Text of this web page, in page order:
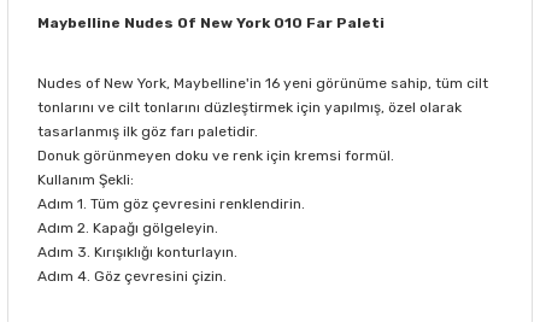
Maybelline Nudes Of New York 010 Far Paleti
Nudes of New York, Maybelline'in 16 yeni görünüme sahip, tüm cilt
tonlarını ve cilt tonlarını düzleştirmek için yapılmış, özel olarak
tasarlanmış ilk göz farı paletidir.
Donuk görünmeyen doku ve renk için kremsi formül.
Kullanım Şekli:
Adım 1. Tüm göz çevresini renklendirin.
Adım 2. Kapağı gölgeleyin.
Adım 3. Kırışıklığı konturlayın.
Adım 4. Göz çevresini çizin.